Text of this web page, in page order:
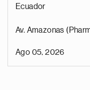
Ecuador
Av. Amazonas
Ago 05, 2026